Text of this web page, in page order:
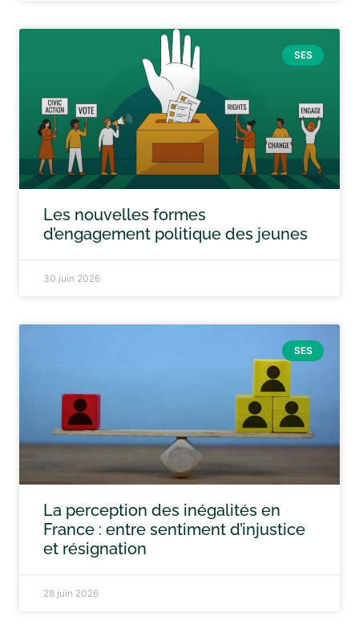
SES
Les nouvelles formes
d’engagement politique des jeunes
30 juin 2026
SES
La perception des inégalités en
France : entre sentiment d’injustice
et résignation
28 juin 2026